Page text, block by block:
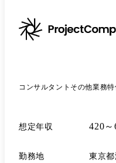
文化や利害
人化
コンサルタント その他業務
想定年収 420～
勤務地 東京都